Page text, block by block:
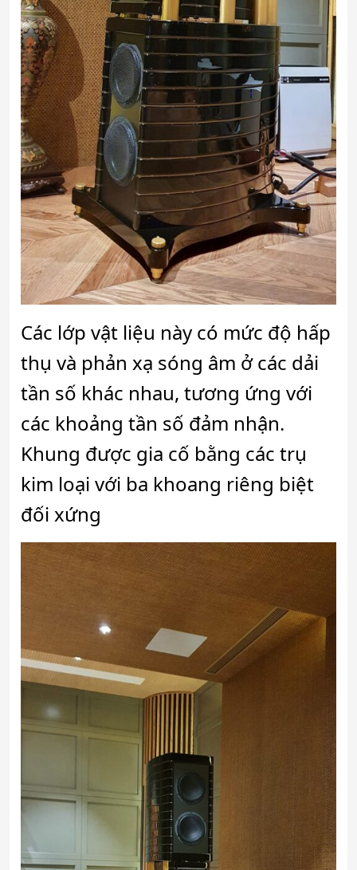
Các lớp vật liệu này có mức độ hấp
thụ và phản xạ sóng âm ở các dải
tần số khác nhau, tương ứng với
các khoảng tần số đảm nhận.
Khung được gia cố bằng các trụ
kim loại với ba khoang riêng biệt
đối xứng